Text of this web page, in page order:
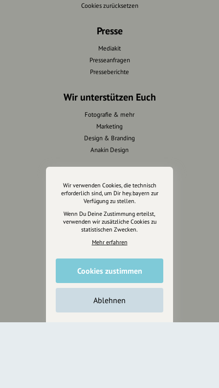
Cookies zurücksetzen
Presse
Mediakit
Presseanfragen
Presseberichte
Wir unterstützen Euch
Fotografie & mehr
Marketing
Design & Branding
Anakin Design
Unterstütze
unsere Plattform
hey.bayern ist ein Projekt von
für alle, die uns besuchen
wollen.
Inhalte vorschlagen
Wir verwenden Cookies, die technisch
erforderlich sind, um Dir hey.bayern zur
Verfügung zu stellen.
Wenn Du Deine Zustimmung erteilst,
verwenden wir zusätzliche Cookies zu
statistischen Zwecken.
Mehr erfahren
Cookies zustimmen
Ablehnen